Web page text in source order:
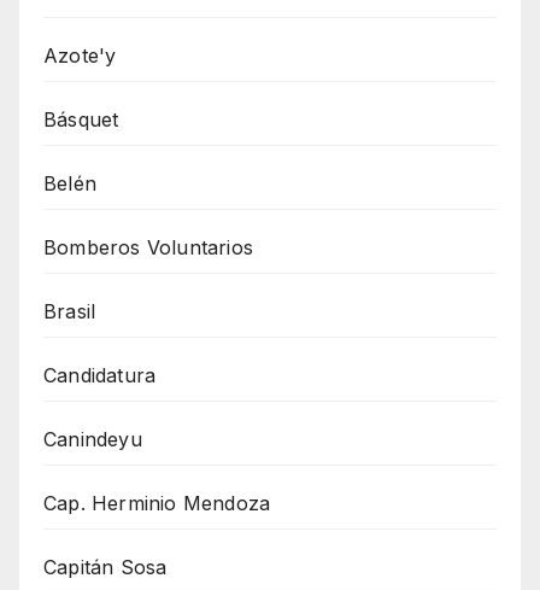
Azote'y
Básquet
Belén
Bomberos Voluntarios
Brasil
Candidatura
Canindeyu
Cap. Herminio Mendoza
Capitán Sosa